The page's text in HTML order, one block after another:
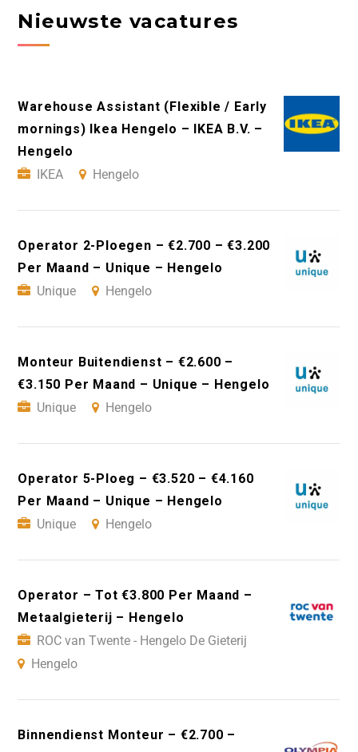
Nieuwste vacatures
Warehouse Assistant (Flexible / Early
mornings) Ikea Hengelo – IKEA B.V. –
Hengelo
IKEA
Hengelo
Operator 2-Ploegen – €2.700 – €3.200
Per Maand – Unique – Hengelo
Unique
Hengelo
Monteur Buitendienst – €2.600 –
€3.150 Per Maand – Unique – Hengelo
Unique
Hengelo
Operator 5-Ploeg – €3.520 – €4.160
Per Maand – Unique – Hengelo
Unique
Hengelo
Operator – Tot €3.800 Per Maand –
Metaalgieterij – Hengelo
ROC van Twente - Hengelo De Gieterij
Hengelo
Binnendienst Monteur – €2.700 –